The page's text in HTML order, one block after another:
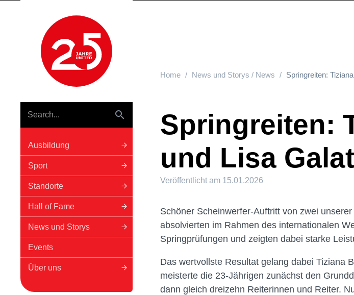
Hauptnavigation
Ausbildung
Sport
Standorte
Hall of Fame
News und Storys
Events
Über uns
Home News und Storys / News Springreiten:
Springreiten:
und Lisa
Veröffentlicht am 15.01.2026
Schöner Scheinwerfer-Auftritt von zwei
absolvierten im Rahmen des internationalen
Springprüfungen und zeigten dabei starke
Das wertvollste Resultat gelang dabei Tiziana
meisterte die 23-Jährigen zunächst den
dann gleich dreizehn Reiterinnen und Reiter.